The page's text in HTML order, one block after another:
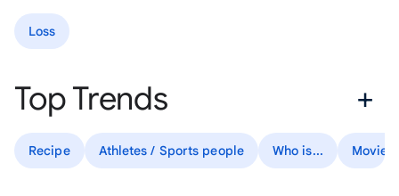
Loss
Top Trends
Recipe Athletes / Sports people Who is... Movies